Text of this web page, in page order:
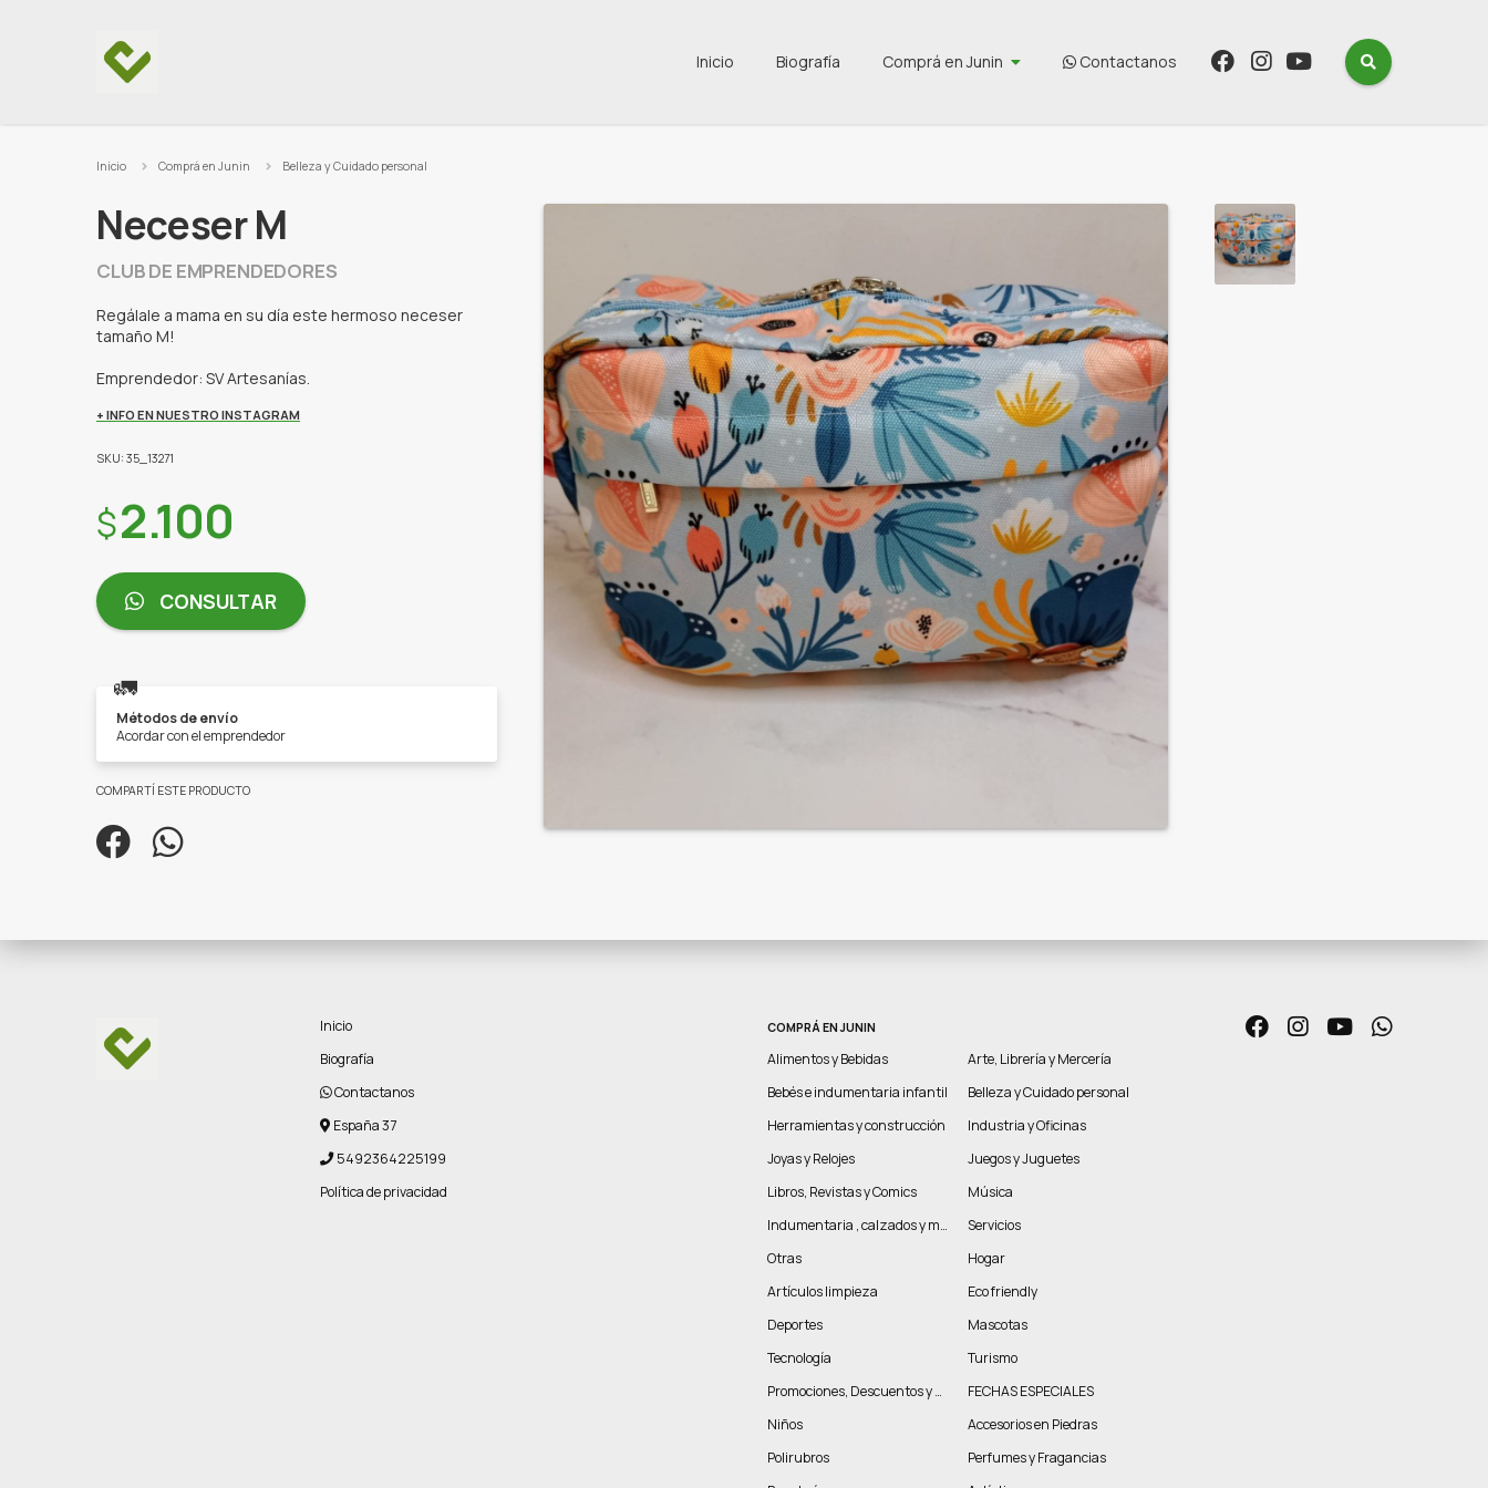
Inicio Biografía Comprá en Junin Contactanos
Inicio Comprá en Junin Belleza y Cuidado personal
Neceser M
CLUB DE EMPRENDEDORES
Regálale a mama en su día este hermoso neceser
tamaño M!
Emprendedor: SV Artesanías.
+ INFO EN NUESTRO INSTAGRAM
SKU: 35_13271
Precio:
2.100
CONSULTAR
🚛
Métodos de envío
Acordar con el emprendedor
COMPARTÍ ESTE PRODUCTO
Inicio
Biografía
Contactanos
España 37
5492364225199
Política de privacidad
COMPRÁ EN JUNIN
Alimentos y Bebidas
Arte, Librería y Mercería
Bebés e indumentaria infantil
Belleza y Cuidado personal
Herramientas y construcción
Industria y Oficinas
Joyas y Relojes
Juegos y Juguetes
Libros, Revistas y Comics
Música
Indumentaria , calzados y marroquinería
Servicios
Otras
Hogar
Artículos limpieza
Eco friendly
Deportes
Mascotas
Tecnología
Turismo
Promociones, Descuentos y más
FECHAS ESPECIALES
Niños
Accesorios en Piedras
Polirubros
Perfumes y Fragancias